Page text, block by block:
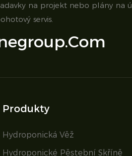
na projekt nebo plány na
servis.
Produkty
Hydroponická Věž
Hydroponické Pěstební Skříně